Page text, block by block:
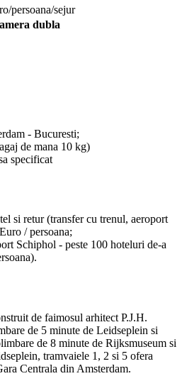
persoana/sejur
dubla
- Bucuresti;
de mana 10 kg)
specificat
si retur (transfer cu trenul, aeroport
/ persoana;
Schiphol - peste 100 hoteluri de-a
de faimosul arhitect P.J.H.
de 5 minute de Leidseplein si
de 8 minute de Rijksmuseum si
tramvaiele 1, 2 si 5 ofera
Centrala din Amsterdam.